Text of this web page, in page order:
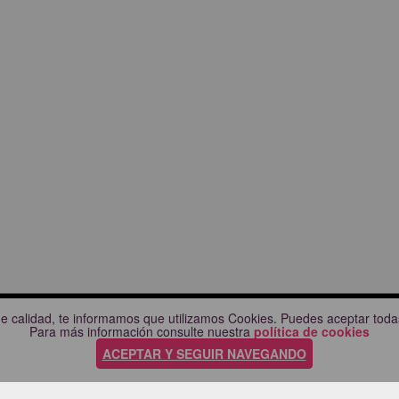
te informamos que utilizamos Cookies. Puedes aceptar
Para más información consulte nuestra política de cookies
ACEPTAR Y SEGUIR NAVEGANDO
AYUDA
Comprueba tu compra
Preguntas frecuentes